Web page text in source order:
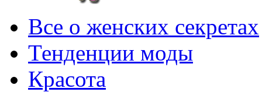
Все о женских секретах
Тенденции моды
Красота